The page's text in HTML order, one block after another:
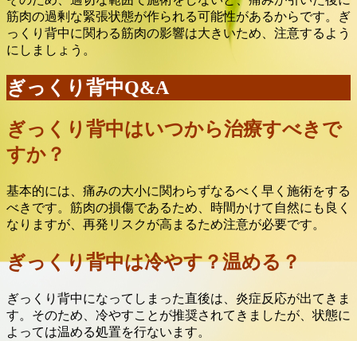
筋肉の過剰な緊張状態が作られる可能性があるからです。ぎ
っくり背中に関わる筋肉の影響は大きいため、注意するよう
にしましょう。
ぎっくり背中Q&A
ぎっくり背中はいつから治療すべきで
すか？
基本的には、痛みの大小に関わらずなるべく早く施術をする
べきです。筋肉の損傷であるため、時間かけて自然にも良く
なりますが、再発リスクが高まるため注意が必要です。
ぎっくり背中は冷やす？温める？
ぎっくり背中になってしまった直後は、炎症反応が出てきま
す。そのため、冷やすことが推奨されてきましたが、状態に
よっては温める処置を行ないます。